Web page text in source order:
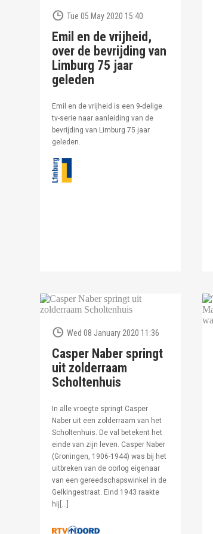
Tue 05 May 2020 15:40
Emil en de vrijheid,
over de bevrijding van
Limburg 75 jaar
geleden
Emil en de vrijheid is een 9-delige
tv-serie naar aanleiding van de
bevrijding van Limburg 75 jaar
geleden.
Wed 08 January 2020 11:36
Casper Naber springt
uit zolderraam
Scholtenhuis
In alle vroegte springt Casper
Naber uit een zolderraam van het
Scholtenhuis. De val betekent het
einde van zijn leven. Casper Naber
(Groningen, 1906-1944) was bij het
uitbreken van de oorlog eigenaar
van een gereedschapswinkel in de
Gelkingestraat. Eind 1943 raakte
hij[…]